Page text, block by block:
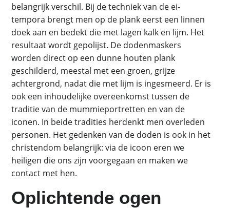
belangrijk verschil. Bij de techniek van de ei-
tempora brengt men op de plank eerst een linnen
doek aan en bedekt die met lagen kalk en lijm. Het
resultaat wordt gepolijst. De dodenmaskers
worden direct op een dunne houten plank
geschilderd, meestal met een groen, grijze
achtergrond, nadat die met lijm is ingesmeerd. Er is
ook een inhoudelijke overeenkomst tussen de
traditie van de mummieportretten en van de
iconen. In beide tradities herdenkt men overleden
personen. Het gedenken van de doden is ook in het
christendom belangrijk: via de icoon eren we
heiligen die ons zijn voorgegaan en maken we
contact met hen.
Oplichtende ogen